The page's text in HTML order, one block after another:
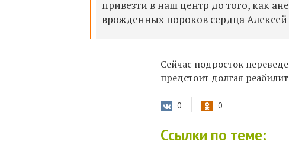
привезти в наш центр до того, как
врожденных пороков сердца
Сейчас подросток
предстоит долгая
0 0
Ссылки по теме: